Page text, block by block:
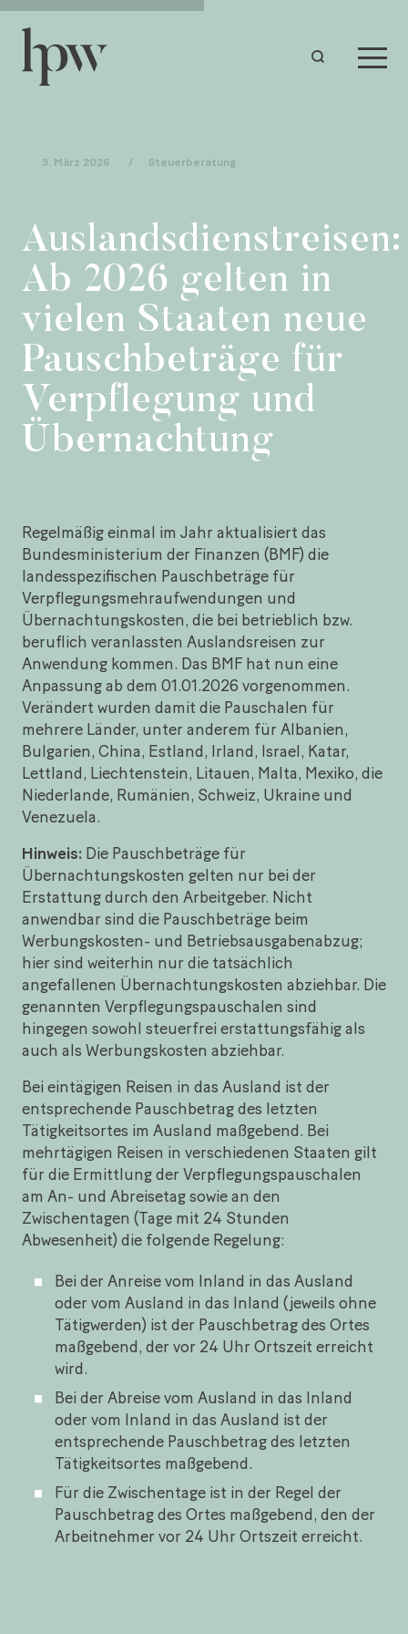
3. März 2026 / Steuerberatung
Auslandsdienstreisen:
Ab 2026 gelten in
vielen Staaten neue
Pauschbeträge für
Verpflegung und
Übernachtung
Regelmäßig einmal im Jahr aktualisiert das
Bundesministerium der Finanzen (BMF) die
landesspezifischen Pauschbeträge für
Verpflegungsmehraufwendungen und
Übernachtungskosten, die bei betrieblich bzw.
beruflich veranlassten Auslandsreisen zur
Anwendung kommen. Das BMF hat nun eine
Anpassung ab dem 01.01.2026 vorgenommen.
Verändert wurden damit die Pauschalen für
mehrere Länder, unter anderem für Albanien,
Bulgarien, China, Estland, Irland, Israel, Katar,
Lettland, Liechtenstein, Litauen, Malta, Mexiko, die
Niederlande, Rumänien, Schweiz, Ukraine und
Venezuela.
Hinweis: Die Pauschbeträge für
Übernachtungskosten gelten nur bei der
Erstattung durch den Arbeitgeber. Nicht
anwendbar sind die Pauschbeträge beim
Werbungskosten- und Betriebsausgabenabzug;
hier sind weiterhin nur die tatsächlich
angefallenen Übernachtungskosten abziehbar. Die
genannten Verpflegungspauschalen sind
hingegen sowohl steuerfrei erstattungsfähig als
auch als Werbungskosten abziehbar.
Bei eintägigen Reisen in das Ausland ist der
entsprechende Pauschbetrag des letzten
Tätigkeitsortes im Ausland maßgebend. Bei
mehrtägigen Reisen in verschiedenen Staaten gilt
für die Ermittlung der Verpflegungspauschalen
am An- und Abreisetag sowie an den
Zwischentagen (Tage mit 24 Stunden
Abwesenheit) die folgende Regelung:
Bei der Anreise vom Inland in das Ausland
oder vom Ausland in das Inland (jeweils ohne
Tätigwerden) ist der Pauschbetrag des Ortes
maßgebend, der vor 24 Uhr Ortszeit erreicht
wird.
Bei der Abreise vom Ausland in das Inland
oder vom Inland in das Ausland ist der
entsprechende Pauschbetrag des letzten
Tätigkeitsortes maßgebend.
Für die Zwischentage ist in der Regel der
Pauschbetrag des Ortes maßgebend, den der
Arbeitnehmer vor 24 Uhr Ortszeit erreicht.